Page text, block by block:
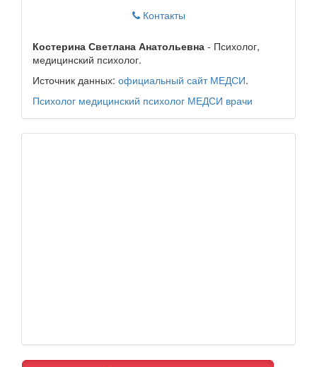
Контакты
Костерина Светлана Анатольевна - Психолог,
медицинский психолог.
Источник данных: официальный сайт МЕДСИ.
Психолог медицинский психолог МЕДСИ врачи